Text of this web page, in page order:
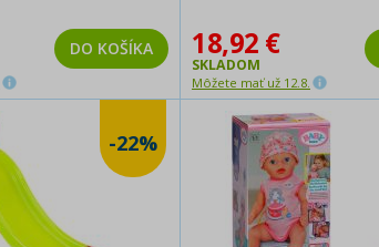
DO KOŠÍKA 18,92 €
SKLADOM
Môžete mať už 12.8.
-22%